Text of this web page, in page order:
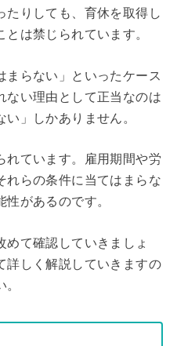
たりしても、育休を取得し
は禁じられています。
まらない」といったケース
ない理由として正当なのは
い」しかありません。
れています。雇用期間や労
れらの条件に当てはまらな
があるのです。
て確認していきましょ
詳しく解説していきますの